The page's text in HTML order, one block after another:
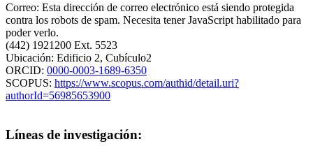
Correo: Esta dirección de correo electrónico está siendo protegida
contra los robots de spam. Necesita tener JavaScript habilitado para
poder verlo.
(442) 1921200 Ext. 5523
Ubicación: Edificio 2, Cubículo2
ORCID: 0000-0003-1689-6350
SCOPUS: https://www.scopus.com/authid/detail.uri?
authorId=56985653900
Líneas de investigación: